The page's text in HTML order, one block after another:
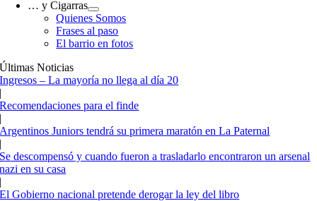
… y Cigarras
Quienes Somos
Frases al paso
El barrio en fotos
Últimas Noticias
Ingresos – La mayoría no llega al día 20
|
Recomendaciones para el finde
|
Argentinos Juniors tendrá su primera maratón en La Paternal
|
Se descompensó y cuando fueron a trasladarlo encontraron un arsenal
nazi en su casa
|
El Gobierno nacional pretende derogar la ley del libro